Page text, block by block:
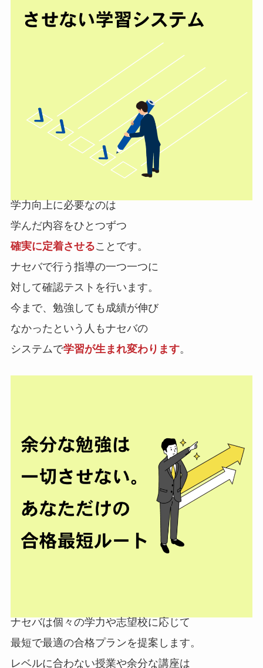
学力向上に必要なのは
学んだ内容をひとつずつ
確実に定着させることです。
ナセバで行う指導の一つ一つに
対して確認テスト を行います。
今まで、勉強しても成績が伸び
なかったという人もナセバの
システムで学習が生まれ変わります。
ナセバは個々の学力や志望校に応じて
最短で最適の合格プランを提案します。
レベルに合わない授業や余分な講座は